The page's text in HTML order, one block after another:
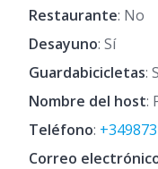
Restaurante: No
Desayuno: Sí
Guardabicicletas:
Nombre del host:
Teléfono:
Correo